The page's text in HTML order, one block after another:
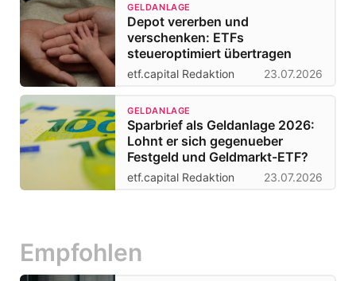
GELDANLAGE
Depot vererben und
verschenken: ETFs
steueroptimiert übertragen
etf.capital Redaktion 23.07.2026
GELDANLAGE
Sparbrief als Geldanlage 2026:
Lohnt er sich gegenueber
Festgeld und Geldmarkt-ETF?
etf.capital Redaktion 23.07.2026
Empfohlen